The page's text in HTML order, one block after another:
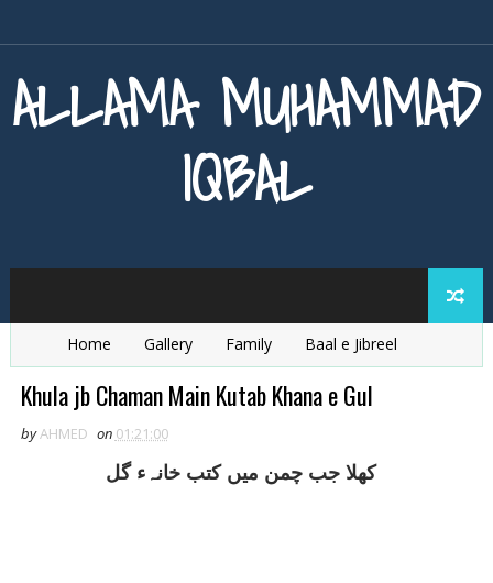
ALLAMA MUHAMMAD
IQBAL
Home Gallery Family
Baal e Jibreel
Zarb e Kaleem
Armaghan e Hijaz Baang e Dra
Khula jb Chaman Main Kutab Khana e Gul
byAHMED on 01:21:00
کھلا جب چمن ميں کتب خانہء گل